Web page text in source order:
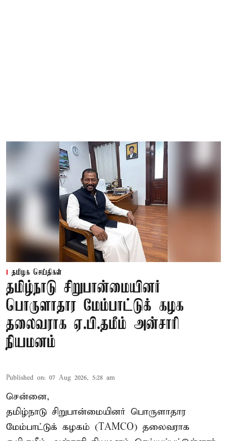
தமிழக செய்திகள்
தமிழ்நாடு சிறுபான்மையினர்
பொருளாதார மேம்பாட்டுக் கழக
தலைவராக ஏ.பி.தமீம் அன்சாரி
நியமனம்
Published on: 07 Aug 2026, 5:28 am
சென்னை,
தமிழ்நாடு சிறுபான்மையினர் பொருளாதார
மேம்பாட்டுக் கழகம் (TAMCO) தலைவராக